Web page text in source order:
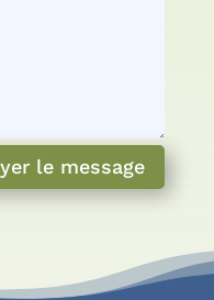
le message